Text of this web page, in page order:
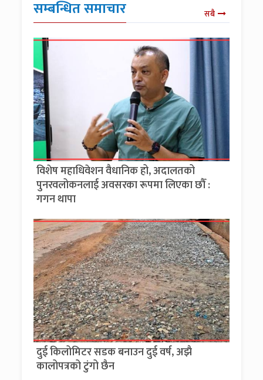
सम्बन्धित समाचार सबै
विशेष महाधिवेशन वैधानिक हो, अदालतको
पुनरवलोकनलाई अवसरका रूपमा लिएका छौँ :
गगन थापा
दुई किलोमिटर सडक बनाउन दुई वर्ष, अझै
कालोपत्रको टुंगो छैन